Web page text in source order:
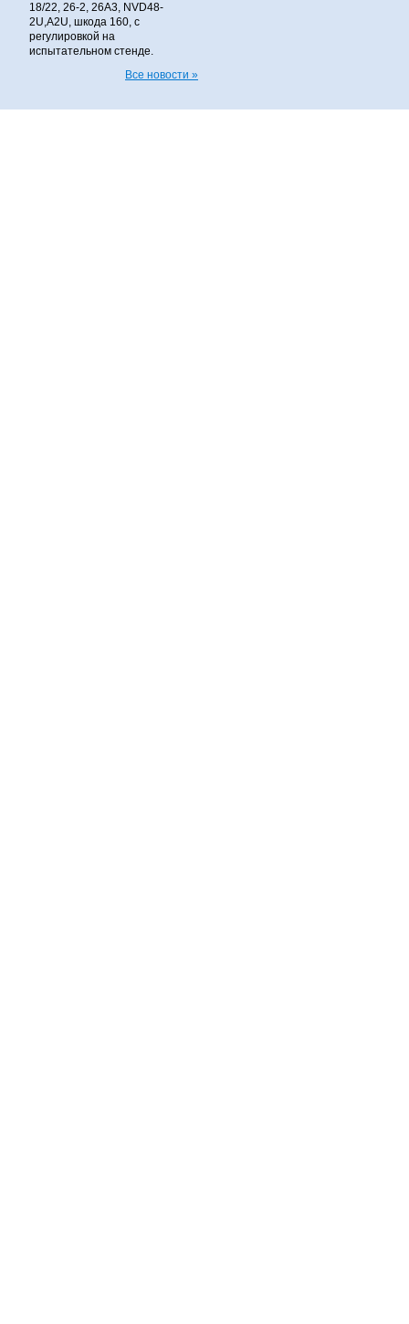
18/22, 26-2, 26А3, NVD48-
2U,A2U, шкода 160, с
регулировкой на
испытательном стенде.
Все новости »